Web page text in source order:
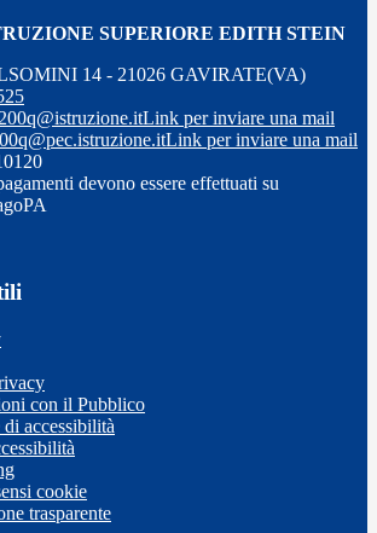
SUPERIORE EDITH STEIN
14 - 21026 GAVIRATE(VA)
Link per inviare una mail
Link per inviare una mail
devono essere effettuati su
con il Pubblico
accessibilità
cookie
trasparente